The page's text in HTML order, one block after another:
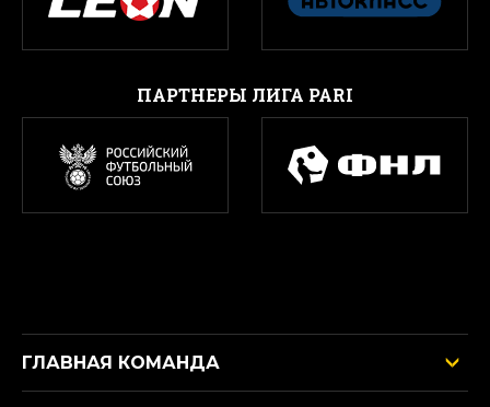
ПАРТНЕРЫ ЛИГА PARI
ГЛАВНАЯ КОМАНДА